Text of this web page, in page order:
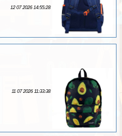
12 07 2026 14:55:28
11 07 2026 11:33:38